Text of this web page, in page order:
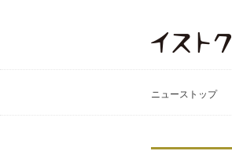
ニューストップ